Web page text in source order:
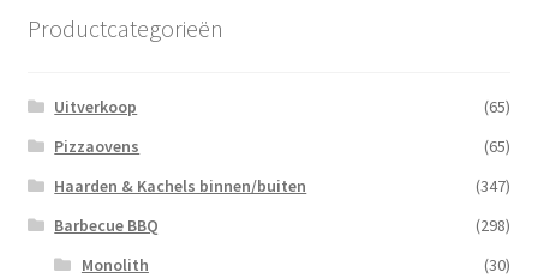
Productcategorieën
Uitverkoop
(65)
Pizzaovens
(65)
Haarden & Kachels binnen/buiten
(347)
Barbecue BBQ
(298)
Monolith
(30)